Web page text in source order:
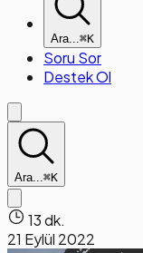
Ara...⌘K
Soru Sor
Destek Ol
Ara...⌘K
13 dk.
21 Eylül 2022